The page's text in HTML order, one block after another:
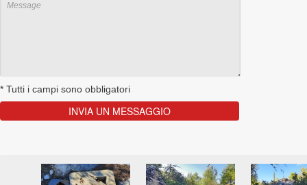
* Tutti i campi sono obbligatori